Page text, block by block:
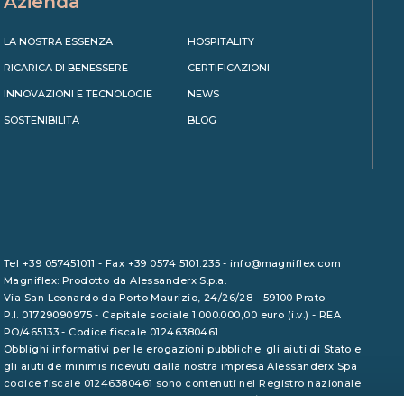
LA NOSTRA ESSENZA
RICARICA DI BENESSERE
INNOVAZIONI E TECNOLOGIE
SOSTENIBILITÀ
HOSPITALITY
CERTIFICAZIONI
NEWS
BLOG
Tel +39 057451011 - Fax +39 0574 5101.235 - info@magniflex.com
Magniflex: Prodotto da Alessanderx S.p.a.
Via San Leonardo da Porto Maurizio, 24/26/28 - 59100 Prato
P.I. 01729090975 - Capitale sociale 1.000.000,00 euro (i.v.) - REA
PO/465133 - Codice fiscale 01246380461
Obblighi informativi per le erogazioni pubbliche: gli aiuti di Stato e
gli aiuti de minimis ricevuti dalla nostra impresa Alessanderx Spa
codice fiscale 01246380461 sono contenuti nel Registro nazionale